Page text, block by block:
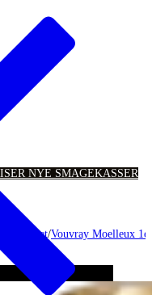
NYE SMAGEKASSER
Huet/Vouvray Moelleux